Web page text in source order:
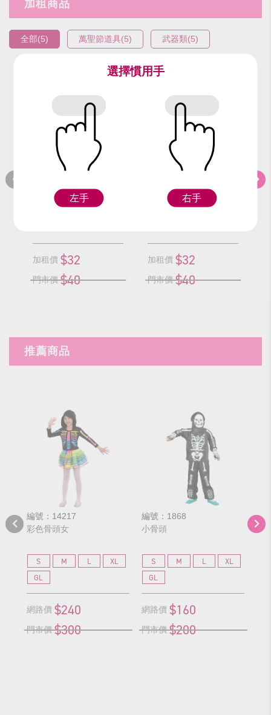
加租商品
全部(5) 萬聖節道具(5) 武器類(5)
編號：9526-4
加租價 $32
門市價 $40
編號：9526-6
加租價 $32
門市價 $40
推薦商品
編號：14217
彩色骨頭女
S M L
XL
GL
網路價 $240
門市價 $300
編號：1868
小骨頭
S M L
XL
GL
網路價 $160
門市價 $200
編
骷
選擇慣用手
左手 右手